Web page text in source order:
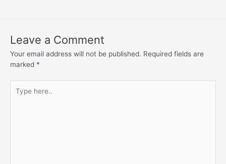
Leave a Comment
Your email address will not be published. Required fields are
marked *